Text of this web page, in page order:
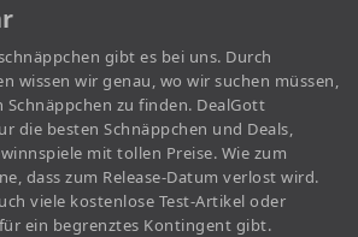
gibt es bei uns. Durch
wissen wir genau, wo wir suchen müssen,
zu finden. DealGott
die besten Schnäppchen und Deals,
mit tollen Preise. Wie zum
dass zum Release-Datum verlost wird.
viele kostenlose Test-Artikel oder
ein begrenztes Kontingent gibt.